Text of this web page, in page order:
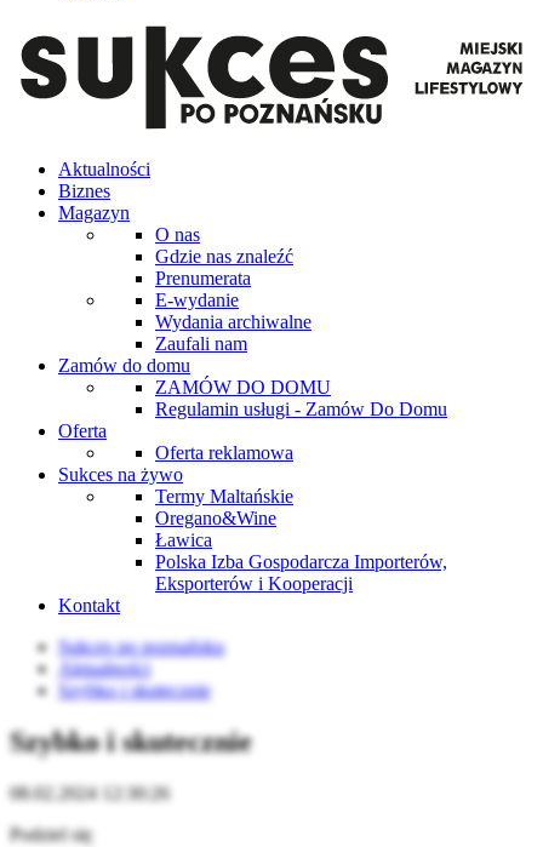
Aktualności
Biznes
Magazyn
O nas
Gdzie nas znaleźć
Prenumerata
E-wydanie
Wydania archiwalne
Zaufali nam
Zamów do domu
ZAMÓW DO DOMU
Regulamin usługi - Zamów Do Domu
Oferta
Oferta reklamowa
Sukces na żywo
Termy Maltańskie
Oregano&Wine
Ławica
Polska Izba Gospodarcza Importerów,
Eksporterów i Kooperacji
Kontakt
Sukces po poznańsku
Aktualności
Szybko i skutecznie
Szybko i skutecznie
08.02.2024 12:30:26
Podziel się